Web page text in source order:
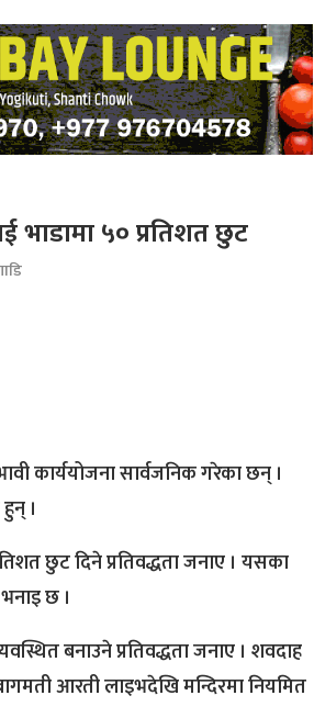
भाडामा ५० प्रतिशत छुट
कार्ययोजना सार्वजनिक गरेका छन् ।
।
छुट दिने प्रतिवद्धता जनाए । यसका
छ ।
बनाउने प्रतिवद्धता जनाए । शवदाह
आरती लाइभदेखि मन्दिरमा नियमित